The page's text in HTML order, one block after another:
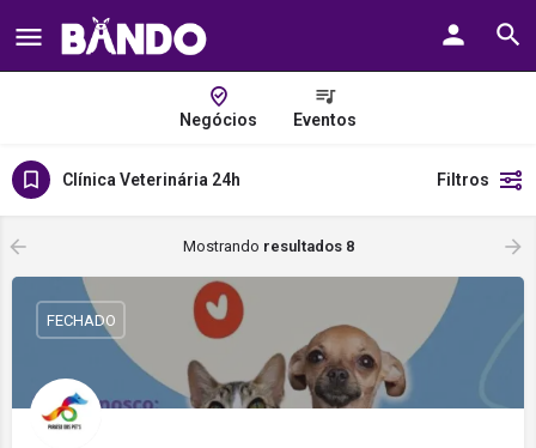
Negócios Eventos
Clínica Veterinária 24h Filtros
Mostrando resultados 8
FECHADO